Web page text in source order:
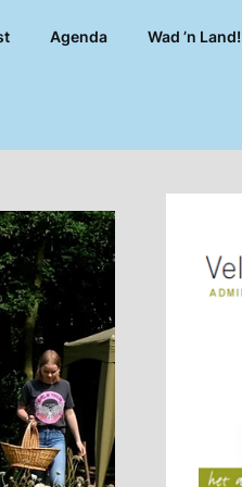
Agenda Wad ’n Land!